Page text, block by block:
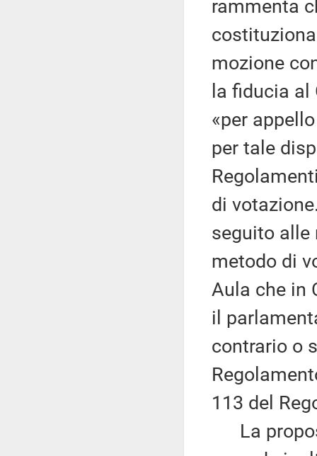
rammenta
mozione
la fiducia
«per
per tale
di
seguito alle
metodo di
Aula che in
il
contrario o
113 del
La